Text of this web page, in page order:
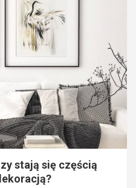
stają się częścią